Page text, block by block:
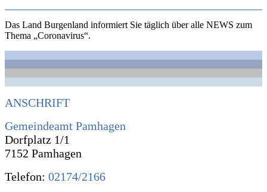
Das Land Burgenland informiert Sie täglich über alle NEWS zum
Thema „Coronavirus“.
ANSCHRIFT
Gemeindeamt Pamhagen
Dorfplatz 1/1
7152 Pamhagen
Telefon: 02174/2166